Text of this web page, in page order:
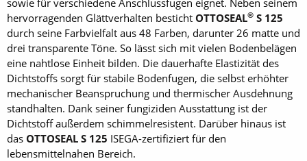
hervorragenden Glättverhalten besticht OTTOSEAL® S 125
durch seine Farbvielfalt aus 48 Farben, darunter 26 matte und
drei transparente Töne. So lässt sich mit vielen Bodenbelägen
eine nahtlose Einheit bilden. Die dauerhafte Elastizität des
Dichtstoffs sorgt für stabile Bodenfugen, die selbst erhöhter
mechanischer Beanspruchung und thermischer Ausdehnung
standhalten. Dank seiner fungiziden Ausstattung ist der
Dichtstoff außerdem schimmelresistent. Darüber hinaus ist
das OTTOSEAL S 125 ISEGA-zertifiziert für den
lebensmittelnahen Bereich.